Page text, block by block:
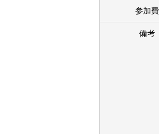
参加費
備考